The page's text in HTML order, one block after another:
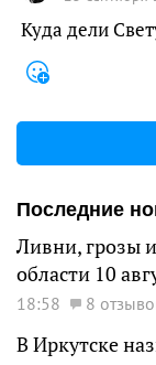
Куда дели
Последние
Ливни, грозы
области 10
18:58 8
В Иркутске